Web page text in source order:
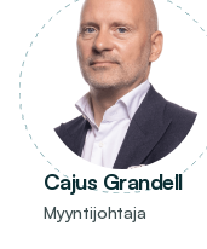
Cajus Grandell
Myyntijohtaja